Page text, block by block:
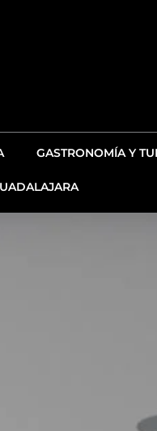
GASTRONOMÍA Y